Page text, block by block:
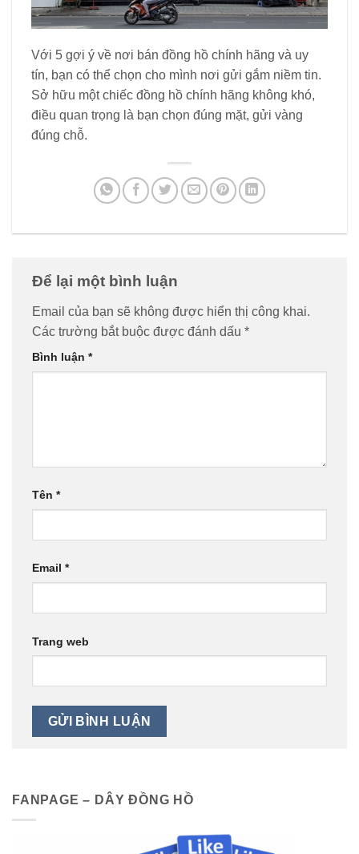
Với 5 gợi ý về nơi bán đồng hồ chính hãng và uy
tín, bạn có thể chọn cho mình nơi gửi gắm niềm tin.
Sở hữu một chiếc đồng hồ chính hãng không khó,
điều quan trọng là bạn chọn đúng mặt, gửi vàng
đúng chỗ.
Để lại một bình luận
Email của bạn sẽ không được hiển thị công khai.
Các trường bắt buộc được đánh dấu *
Bình luận *
Tên *
Email *
Trang web
FANPAGE – DÂY ĐỒNG HỒ